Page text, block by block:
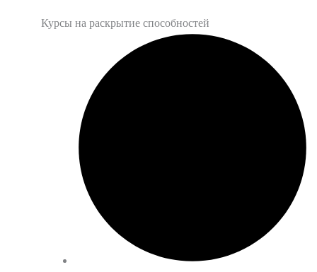
Курсы на раскрытие способностей